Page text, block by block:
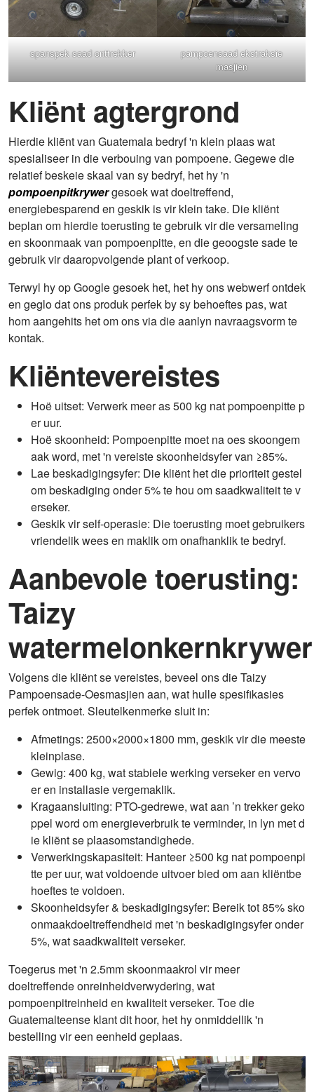
spanspek saad onttrekker
pampoensaad ekstraksie
masjien
Kliënt agtergrond
Hierdie kliënt van Guatemala bedryf 'n klein plaas wat
spesialiseer in die verbouing van pompoene. Gegewe die
relatief beskeie skaal van sy bedryf, het hy 'n
pompoenpitkrywergesoek wat doeltreffend,
energiebesparend en geskik is vir klein take. Die kliënt
beplan om hierdie toerusting te gebruik vir die versameling
en skoonmaak van pompoenpitte, en die geoogste sade te
gebruik vir daaropvolgende plant of verkoop.
Terwyl hy op Google gesoek het, het hy ons webwerf ontdek
en geglo dat ons produk perfek by sy behoeftes pas, wat
hom aangehits het om ons via die aanlyn navraagsvorm te
kontak.
Kliëntevereistes
Hoë uitset: Verwerk meer as 500 kg nat pompoenpitte p
er uur.
Hoë skoonheid: Pompoenpitte moet na oes skoongem
aak word, met 'n vereiste skoonheidsyfer van ≥85%.
Lae beskadigingsyfer: Die kliënt het die prioriteit gestel
om beskadiging onder 5% te hou om saadkwaliteit te v
erseker.
Geskik vir self-operasie: Die toerusting moet gebruikers
vriendelik wees en maklik om onafhanklik te bedryf.
Aanbevole toerusting:
Taizy
watermelonkernkrywer
Volgens die kliënt se vereistes, beveel ons die Taizy
Pampoensade-Oesmasjien aan, wat hulle spesifikasies
perfek ontmoet. Sleutelkenmerke sluit in:
Afmetings: 2500×2000×1800 mm, geskik vir die meeste
kleinplase.
Gewig: 400 kg, wat stabiele werking verseker en vervo
er en installasie vergemaklik.
Kragaansluiting: PTO-gedrewe, wat aan ’n trekker geko
ppel word om energieverbruik te verminder, in lyn met d
ie kliënt se plaasomstandighede.
Verwerkingskapasiteit: Hanteer ≥500 kg nat pompoenpi
tte per uur, wat voldoende uitvoer bied om aan kliëntbe
hoeftes te voldoen.
Skoonheidsyfer & beskadigingsyfer: Bereik tot 85% sko
onmaakdoeltreffendheid met 'n beskadigingsyfer onder
5%, wat saadkwaliteit verseker.
Toegerus met 'n 2.5mm skoonmaakrol vir meer
doeltreffende onreinheidverwydering, wat
pompoenpitreinheid en kwaliteit verseker. Toe die
Guatemalteense klant dit hoor, het hy onmiddellik 'n
bestelling vir een eenheid geplaas.